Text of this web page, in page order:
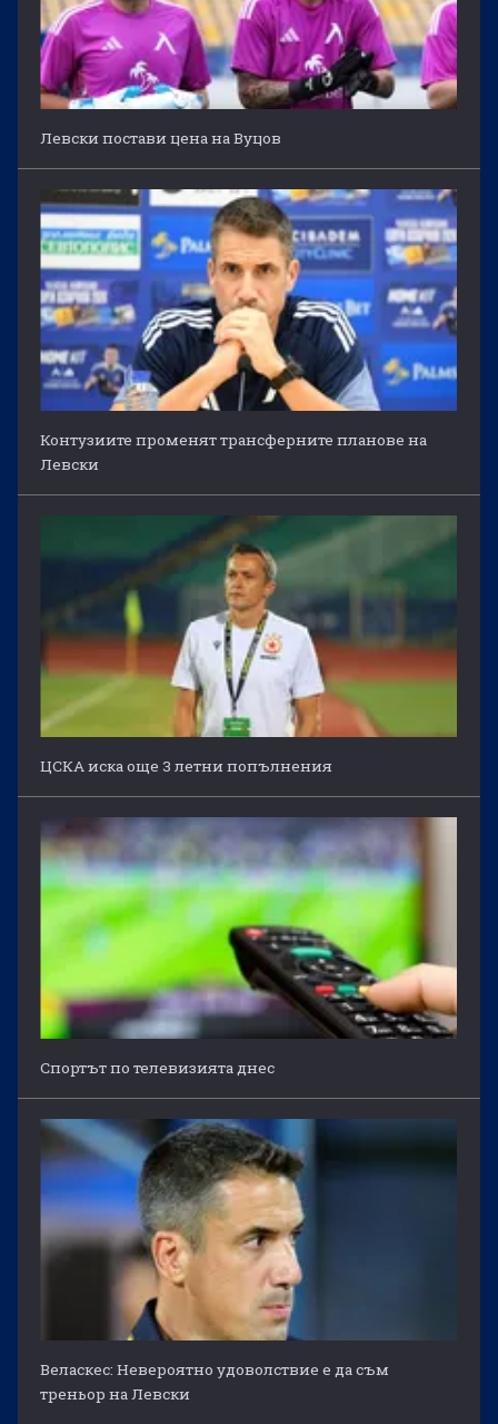
Левски постави цена на Вуцов
Контузиите променят трансферните планове на
Левски
ЦСКА иска още 3 летни попълнения
Спортът по телевизията днес
Веласкес: Невероятно удоволствие е да съм
треньор на Левски